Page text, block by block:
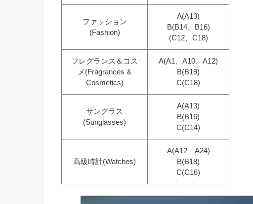
ファッション
(Fashion)
A(A13)
B(B14、B16)
(C12、C18)
フレグランス＆コス
メ(Fragrances &
Cosmetics)
A(A1、A10、A12)
B(B19)
C(C18)
サングラス
(Sunglasses)
A(A13)
B(B16)
C(C14)
高級時計(Watches)
A(A12、A24)
B(B18)
C(C16)